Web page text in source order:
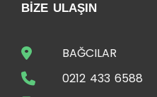
BIZE ULAŞIN
BAĞCILAR
0212 433 6588